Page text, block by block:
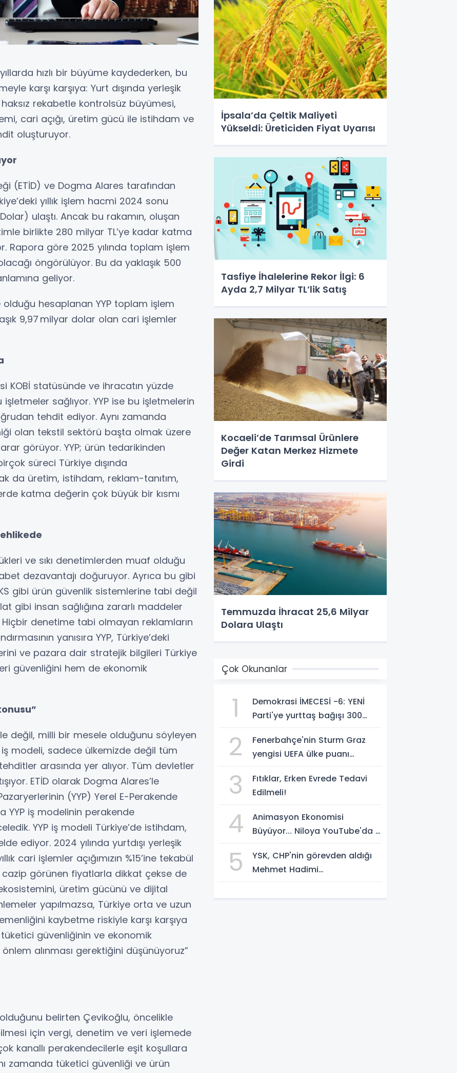
hızlı bir büyüme kaydederken, bu
karşı karşıya: Yurt dışında yerleşik
rekabetle kontrolsüz büyümesi,
cari açığı, üretim gücü ile istihdam ve
oluşturuyor.
(ETİD) ve Dogma Alares tarafından
yıllık işlem hacmi 2024 sonu
ulaştı. Ancak bu rakamın, oluşan
birlikte 280 milyar TL’ye kadar katma
Rapora göre 2025 yılında toplam işlem
öngörülüyor. Bu da yaklaşık 500
geliyor.
hesaplanan YYP toplam işlem
9,97 milyar dolar olan cari işlemler
KOBİ statüsünde ve ihracatın yüzde
işletmeler sağlıyor. YYP ise bu işletmelerin
tehdit ediyor. Aynı zamanda
olan tekstil sektörü başta olmak üzere
görüyor. YYP; ürün tedarikinden
süreci Türkiye dışında
da üretim, istihdam, reklam-tanıtım,
katma değerin çok büyük bir kısmı
ve sıkı denetimlerden muaf olduğu
dezavantajı doğuruyor. Ayrıca bu gibi
gibi ürün güvenlik sistemlerine tabi değil
gibi insan sağlığına zararlı maddeler
denetime tabi olmayan reklamların
yanısıra YYP, Türkiye’deki
ve pazara dair stratejik bilgileri Türkiye
güvenliğini hem de ekonomik
değil, milli bir mesele olduğunu söyleyen
iş modeli, sadece ülkemizde değil tüm
arasında yer alıyor. Tüm devletler
ETİD olarak Dogma Alares’le
Pazaryerlerinin (YYP) Yerel E-Perakende
YYP iş modelinin perakende
YYP iş modeli Türkiye’de istihdam,
ediyor. 2024 yılında yurtdışı yerleşik
cari işlemler açığımızın %15’ine tekabül
görünen fiyatlarla dikkat çekse de
üretim gücünü ve dijital
yapılmazsa, Türkiye orta ve uzun
kaybetme riskiyle karşı karşıya
güvenliğinin ve ekonomik
alınması gerektiğini düşünüyoruz”
belirten Çevikoğlu, öncelikle
için vergi, denetim ve veri işlemede
kanallı perakendecilerle eşit koşullara
zamanda tüketici güvenliği ve ürün
İpsala’da Çeltik Maliyeti
Yükseldi: Üreticiden Fiyat Uyarısı
Tasfiye İhalelerine Rekor İlgi: 6
Ayda 2,7 Milyar TL’lik Satış
Kocaeli’de Tarımsal Ürünlere
Değer Katan Merkez Hizmete
Girdi
Temmuzda İhracat 25,6 Milyar
Dolara Ulaştı
Çok Okunanlar
1
Demokrasi İMECESİ -6: YENİ
Parti'ye yurttaş bağışı 300
2
Fenerbahçe'nin Sturm Graz
yengisi UEFA ülke puanı
3
Fıtıklar, Erken Evrede Tedavi
Edilmeli!
4
Animasyon Ekonomisi
Büyüyor... Niloya YouTube'da 7
5
YSK, CHP'nin görevden aldığı
Mehmet Hadimi